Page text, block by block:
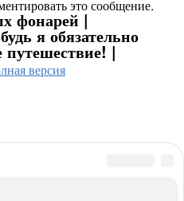
это сообщение.
фонарей |
я обязательно
путешествие! |
версия